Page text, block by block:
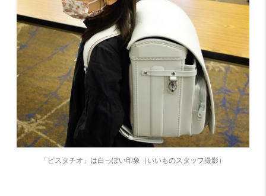
「ピスタチオ」は白っぽい印象（いいものスタッフ撮影）